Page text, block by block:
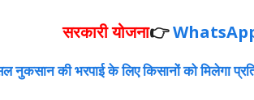
सरकारी योजना👉
नुकसान की भरपाई के लिए किसानों को मिलेगा